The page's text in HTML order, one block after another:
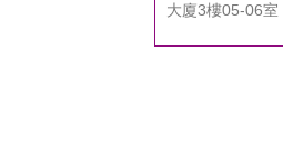
大廈3樓05-06室